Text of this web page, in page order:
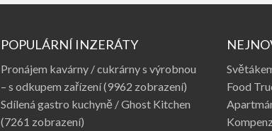
POPULÁRNÍ INZERÁTY
Pronájem kavárny / cukrárny s výrobnou
– s odkupem zařízení(9962 zobrazení)
Sdílená gastro kuchyně / Ghost Kitchen
(7261 zobrazení)
Food